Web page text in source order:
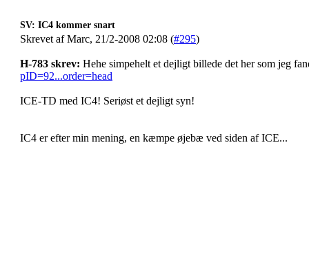
SV: IC4 kommer snart
Skrevet af Marc, 21/2-2008 02:08 (#295)
H-783 skrev: Hehe simpehelt et dejligt billede det her som jeg
pID=92...order=head
ICE-TD med IC4! Seriøst et dejligt syn!
IC4 er efter min mening, en kæmpe øjebæ ved siden af ICE...